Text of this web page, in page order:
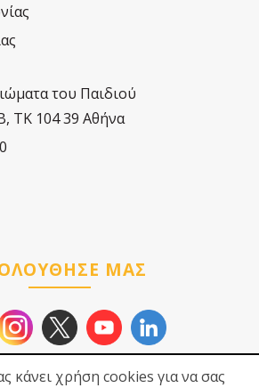
του Παιδιού
ΤΚ 104 39 Αθήνα
ΜΑΣ
κάνει χρήση cookies για να σας